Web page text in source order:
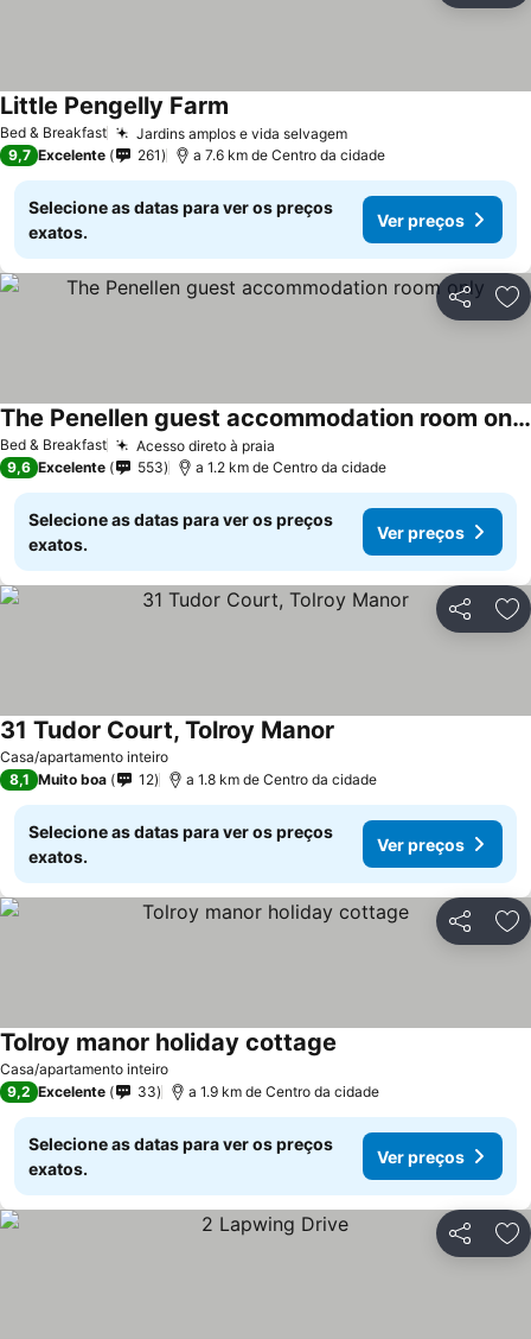
Bed & Breakfast Jardins amplos e vida selvagem
Little Pengelly Farm
9,7 Excelente 261 a 7.6 km de Centro da cidade
Selecione as datas para ver os preços
exatos.
Ver preços
Partilhar
Bed & Breakfast Acesso direto à praia
The Penellen guest accommodation room only
9,6 Excelente 553 a 1.2 km de Centro da cidade
Selecione as datas para ver os preços
exatos.
Ver preços
Partilhar
Casa/apartamento inteiro
31 Tudor Court, Tolroy Manor
8,1 Muito boa 12 a 1.8 km de Centro da cidade
Selecione as datas para ver os preços
exatos.
Ver preços
Partilhar
Casa/apartamento inteiro
Tolroy manor holiday cottage
9,2 Excelente 33 a 1.9 km de Centro da cidade
Selecione as datas para ver os preços
exatos.
Ver preços
Partilhar